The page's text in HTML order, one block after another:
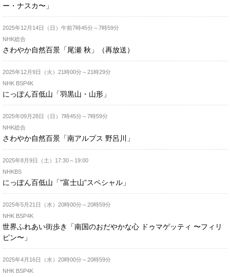
ー・ナスカ〜」
2025年12月14日（日）午前7時45分～7時59分
NHK総合
さわやか自然百景「尾瀬 秋」（再放送）
2025年12月9日（火）21時00分～21時29分
NHK BSP4K
にっぽん百低山「羽黒山・山形」
2025年09月28日（日）7時45分～7時59分
NHK総合
さわやか自然百景「南アルプス 野呂川」
2025年8月9日（土）17:30～19:00
NHKBS
にっぽん百低山「”富士山”スペシャル」
2025年5月21日（水）20時00分～20時59分
NHK BSP4K
世界ふれあい街歩き「南国のおだやかな心 ドゥマゲッティ 〜フィリ
ピン〜」
2025年4月16日（水）20時00分～20時59分
NHK BSP4K